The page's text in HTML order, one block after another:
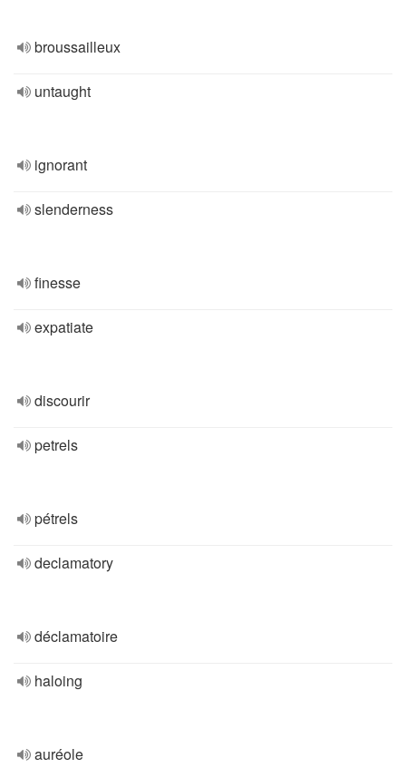
broussailleux
untaught
ignorant
slenderness
finesse
expatiate
discourir
petrels
pétrels
declamatory
déclamatoire
haloing
auréole